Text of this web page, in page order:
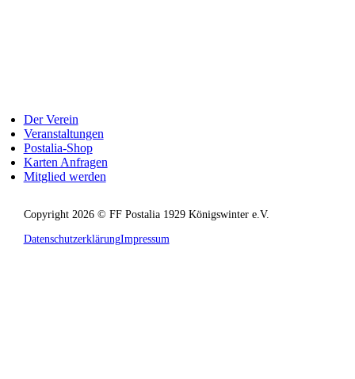
Der Verein
Veranstaltungen
Postalia-Shop
Karten Anfragen
Mitglied werden
Copyright 2026 © FF Postalia 1929 Königswinter e.V.
DatenschutzerklärungImpressum